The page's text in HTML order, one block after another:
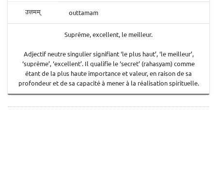
उत्तमम् outtamam
Suprême, excellent, le meilleur.
Adjectif neutre singulier signifiant ‘le plus haut’, ‘le meilleur’,
‘suprême’, ‘excellent’. Il qualifie le ‘secret’ (rahasyam) comme
étant de la plus haute importance et valeur, en raison de sa
profondeur et de sa capacité à mener à la réalisation spirituelle.